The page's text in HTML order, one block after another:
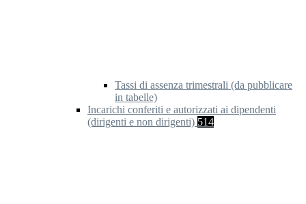
Tassi di assenza trimestrali (da pubblicare
in tabelle)
Incarichi conferiti e autorizzati ai dipendenti
(dirigenti e non dirigenti) 514